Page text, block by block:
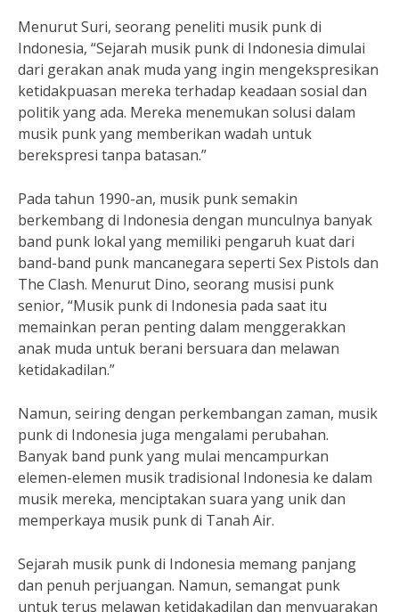
Menurut Suri, seorang peneliti musik punk di
Indonesia, “Sejarah musik punk di Indonesia dimulai
dari gerakan anak muda yang ingin mengekspresikan
ketidakpuasan mereka terhadap keadaan sosial dan
politik yang ada. Mereka menemukan solusi dalam
musik punk yang memberikan wadah untuk
berekspresi tanpa batasan.”
Pada tahun 1990-an, musik punk semakin
berkembang di Indonesia dengan munculnya banyak
band punk lokal yang memiliki pengaruh kuat dari
band-band punk mancanegara seperti Sex Pistols dan
The Clash. Menurut Dino, seorang musisi punk
senior, “Musik punk di Indonesia pada saat itu
memainkan peran penting dalam menggerakkan
anak muda untuk berani bersuara dan melawan
ketidakadilan.”
Namun, seiring dengan perkembangan zaman, musik
punk di Indonesia juga mengalami perubahan.
Banyak band punk yang mulai mencampurkan
elemen-elemen musik tradisional Indonesia ke dalam
musik mereka, menciptakan suara yang unik dan
memperkaya musik punk di Tanah Air.
Sejarah musik punk di Indonesia memang panjang
dan penuh perjuangan. Namun, semangat punk
untuk terus melawan ketidakadilan dan menyuarakan